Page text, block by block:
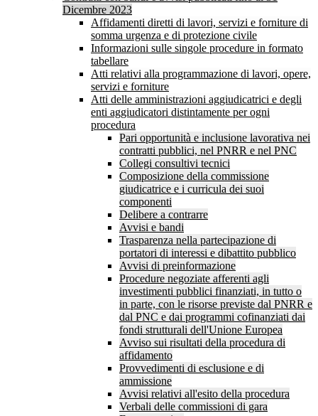
Dicembre 2023
Affidamenti diretti di lavori, servizi e forniture di
somma urgenza e di protezione civile
Informazioni sulle singole procedure in formato
tabellare
Atti relativi alla programmazione di lavori, opere,
servizi e forniture
Atti delle amministrazioni aggiudicatrici e degli
enti aggiudicatori distintamente per ogni
procedura
Pari opportunità e inclusione lavorativa nei
contratti pubblici, nel PNRR e nel PNC
Collegi consultivi tecnici
Composizione della commissione
giudicatrice e i curricula dei suoi
componenti
Delibere a contrarre
Avvisi e bandi
Trasparenza nella partecipazione di
portatori di interessi e dibattito pubblico
Avvisi di preinformazione
Procedure negoziate afferenti agli
investimenti pubblici finanziati, in tutto o
in parte, con le risorse previste dal PNRR e
dal PNC e dai programmi cofinanziati dai
fondi strutturali dell'Unione Europea
Avviso sui risultati della procedura di
affidamento
Provvedimenti di esclusione e di
ammissione
Avvisi relativi all'esito della procedura
Verbali delle commissioni di gara